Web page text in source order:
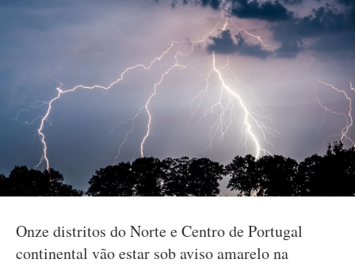
Onze distritos do Norte e Centro de Portugal
continental vão estar sob aviso amarelo na